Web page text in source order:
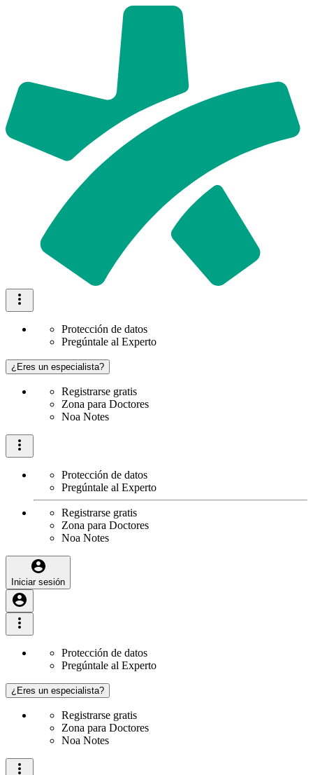
Protección de datos
Pregúntale al Experto
¿Eres un especialista?
Registrarse gratis
Zona para Doctores
Noa Notes
Protección de datos
Pregúntale al Experto
Registrarse gratis
Zona para Doctores
Noa Notes
Iniciar sesión
Protección de datos
Pregúntale al Experto
¿Eres un especialista?
Registrarse gratis
Zona para Doctores
Noa Notes